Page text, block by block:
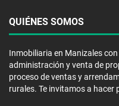
QUIÉNES SOMOS
Inmobiliaria en Manizales
administración y venta de
proceso de ventas y
rurales. Te invitamos a hacer